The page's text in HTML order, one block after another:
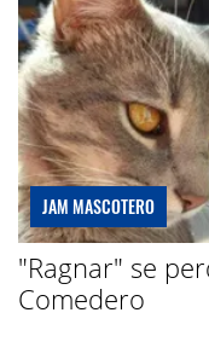
JAM MASCOTERO
"Ragnar" se
Comedero